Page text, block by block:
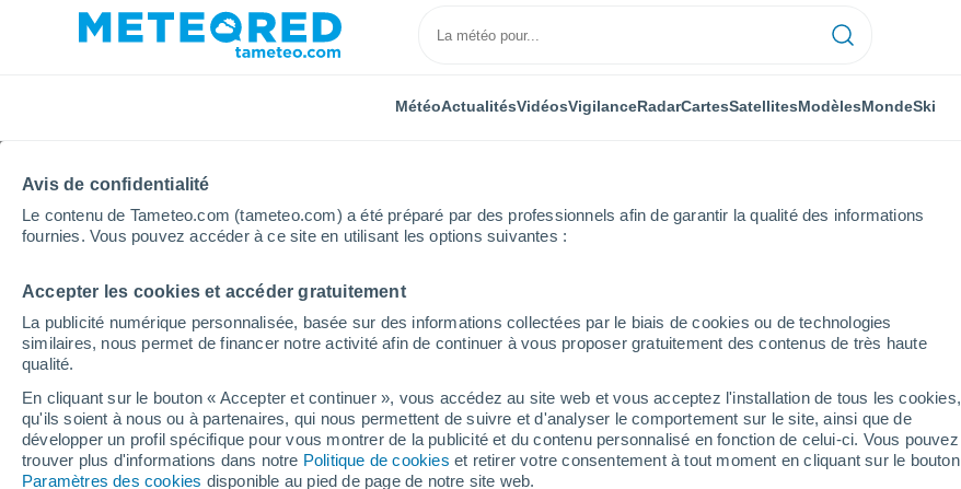
Avis de confidentialité
Le contenu de Tameteo.com (tameteo.com) a été préparé par des professionnels afin de garantir la qualité des informations
fournies. Vous pouvez accéder à ce site en utilisant les options suivantes :
Accepter les cookies et accéder gratuitement
La publicité numérique personnalisée, basée sur des informations collectées par le biais de cookies ou de technologies
similaires, nous permet de financer notre activité afin de continuer à vous proposer gratuitement des contenus de très haute
qualité.
En cliquant sur le bouton « Accepter et continuer », vous accédez au site web et vous acceptez l'installation de tous les cookies,
qu'ils soient à nous ou à partenaires, qui nous permettent de suivre et d'analyser le comportement sur le site, ainsi que de
développer un profil spécifique pour vous montrer de la publicité et du contenu personnalisé en fonction de celui-ci. Vous pouvez
trouver plus d'informations dans notre Politique de cookies et retirer votre consentement à tout moment en cliquant sur le bouton
Paramètres des cookies disponible au pied de page de notre site web.
MétéoActualitésVidéosVigilanceRadarCartesSatellitesModèlesMondeSki
Accueil Allemagne Saxe Localités
La météo dans toutes les localités de Saxe
Toutes les localités de Saxe
A B C - D E - F G H - J K L M N - O P - Q R S